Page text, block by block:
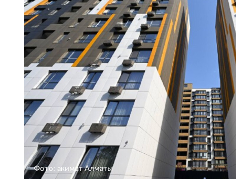
Фото: акимат Алматы